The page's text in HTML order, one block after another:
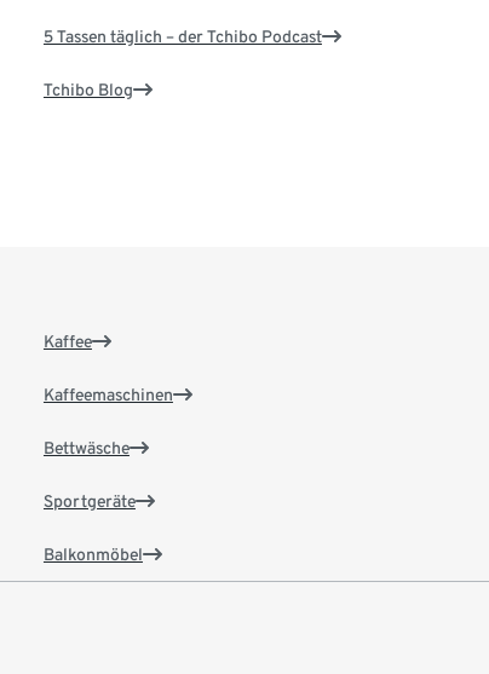
5 Tassen täglich – der Tchibo Podcast
Tchibo Blog
Kaffee
Kaffeemaschinen
Bettwäsche
Sportgeräte
Balkonmöbel